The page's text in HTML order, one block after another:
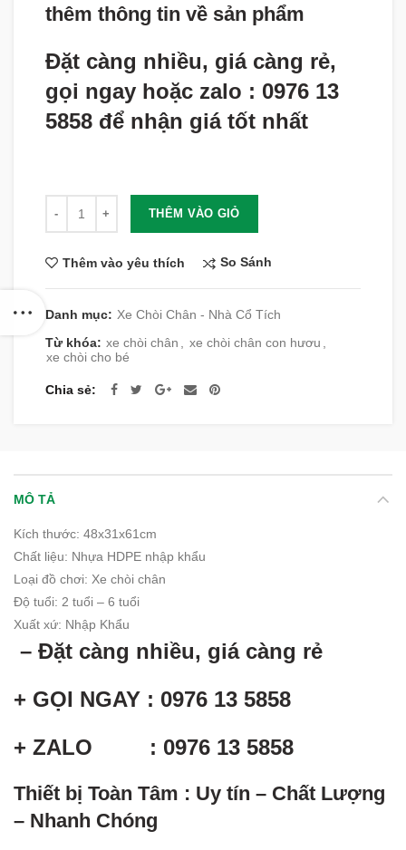
thêm thông tin về sản phẩm
Đặt càng nhiều, giá càng rẻ,
gọi ngay hoặc zalo : 0976 13
5858 để nhận giá tốt nhất
THÊM VÀO GIỎ
Thêm vào yêu thích So Sánh
Danh mục: Xe Chòi Chân - Nhà Cổ Tích
Từ khóa: xe chòi chân xe chòi chân con hươu
xe chòi cho bé
Chia sẻ
MÔ TẢ
Kích thước: 48x31x61cm
Chất liệu: Nhựa HDPE nhập khẩu
Loại đồ chơi: Xe chòi chân
Độ tuổi: 2 tuổi – 6 tuổi
Xuất xứ: Nhập Khẩu
– Đặt càng nhiều, giá càng rẻ
+ GỌI NGAY : 0976 13 5858
+ ZALO : 0976 13 5858
Thiết bị Toàn Tâm : Uy tín – Chất Lượng
– Nhanh Chóng